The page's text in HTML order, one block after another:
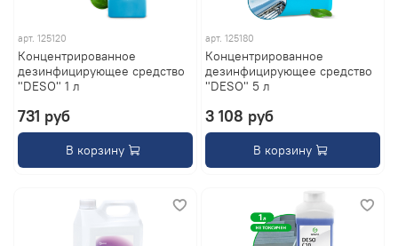
арт.125120
Концентрированное
дезинфицирующее средство
"DESO" 1 л
731 руб
В корзину
арт. 125180
Концентрированное
дезинфицирующее средство
"DESO" 5 л
3 108 руб
В корзину